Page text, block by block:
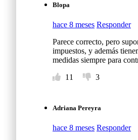
Blopa
hace 8 meses Responder
Parece correcto, pero
impuestos, y además
medidas siempre para
11
3
Adriana Pereyra
hace 8 meses Responder